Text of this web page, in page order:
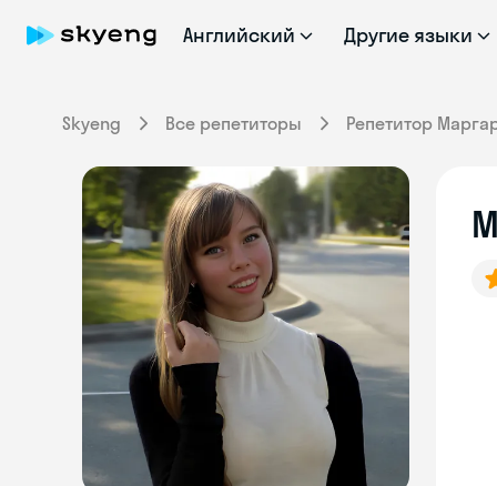
Английский Другие языки
Skyeng Все репетиторы Репетитор